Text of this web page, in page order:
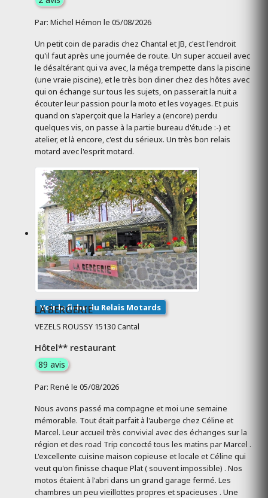
Par: Michel Hémon le 05/08/2026
Un petit coin de paradis chez Chantal et JB, c'est l'endroit
qu'il faut après une journée de route. Un super accueil avec
le désaltérant qui va avec, la méga trempette dans la piscine
(une vraie piscine), et le très bon diner chez des hôtes avec
qui on échange sur tous les sujets, on passerait la nuit a
écouter leur passion pour la moto et les voyages. Et puis
quand on s'aperçoit que la Harley a (encore) perdu
quelques vis, on passe à la partie bureau d'étude :-) et
atelier, et là encore, c'est du sérieux. Un très bon relais
motard avec l'esprit motard.
Voir la fiche du Relais Motards
LA BERGERIE
VEZELS ROUSSY 15130 Cantal
Hôtel** restaurant
89 avis
Par: René le 05/08/2026
Nous avons passé ma compagne et moi une semaine
mémorable. Tout était parfait à l'auberge chez Céline et
Marcel. Leur accueil très convivial avec des échanges sur la
région et des road Trip concocté tous les matins par Marcel .
L'excellente cuisine maison copieuse et locale et Céline qui
veut qu'on finisse chaque Plat ( souvent impossible) . Nos
motos étaient à l'abri dans un grand garage fermé. Les
chambres un peu vieillottes propres et spacieuses . Une